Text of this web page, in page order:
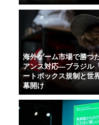
海外ゲーム市場で勝つ
アンス対応—ブラジル
ートボックス規制と世
幕開け